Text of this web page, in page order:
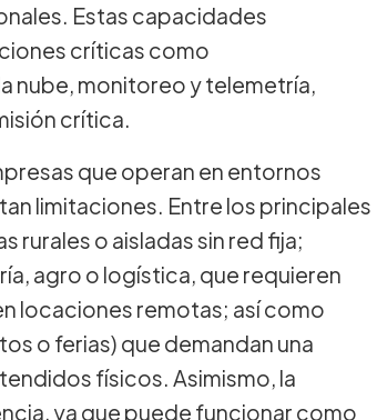
Estas capacidades
críticas como
nube, monitoreo y telemetría,
crítica.
que operan en entornos
limitaciones. Entre los principales
rurales o aisladas sin red fija;
agro o logística, que requieren
locaciones remotas; así como
o ferias) que demandan una
físicos. Asimismo, la
ya que puede funcionar como